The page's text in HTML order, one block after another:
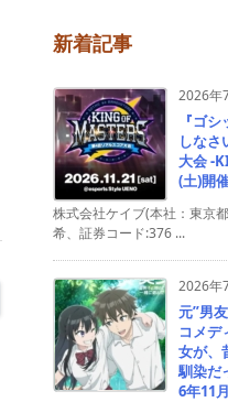
新着記事
2026年
『ゴ
しなさ
大会 -
(土)開
株式会社ケイブ(本社：東京
希、証券コード:376 ...
2026年
元”男
コメデ
女が、
馴染だ
6年11